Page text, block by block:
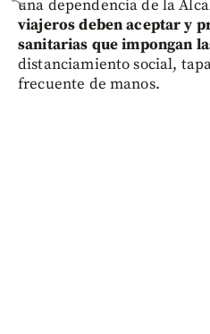
una dependencia de la
viajeros deben aceptar y
sanitarias que impongan
distanciamiento social,
frecuente de manos.